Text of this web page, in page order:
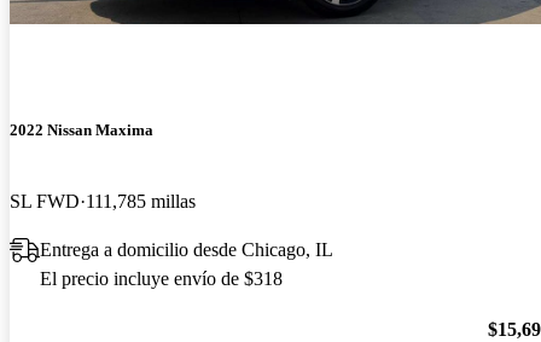
2022 Nissan Maxima
SL FWD 111,785 millas
Entrega a domicilio desde Chicago, IL
El precio incluye envío de $318